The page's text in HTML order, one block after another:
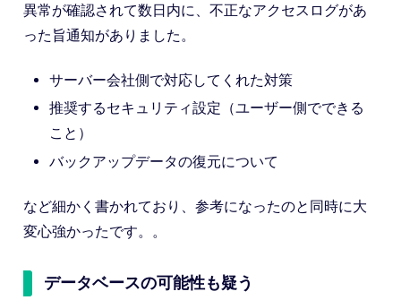
異常が確認されて数日内に、不正なアクセスログがあ
った旨通知がありました。
サーバー会社側で対応してくれた対策
推奨するセキュリティ設定（ユーザー側でできる
こと）
バックアップデータの復元について
など細かく書かれており、参考になったのと同時に大
変心強かったです。。
データベースの可能性も疑う